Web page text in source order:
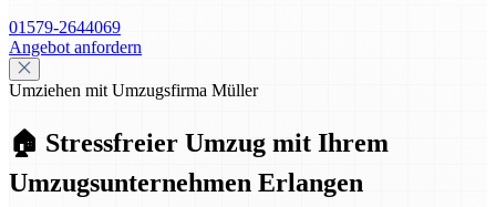
01579-2644069
Angebot anfordern
Umziehen mit Umzugsfirma Müller
🏠 Stressfreier Umzug mit Ihrem
Umzugsunternehmen Erlangen